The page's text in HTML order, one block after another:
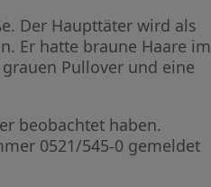
Der Haupttäter wird als
Er hatte braune Haare im
Pullover und eine
beobachtet haben.
0521/545-0 gemeldet